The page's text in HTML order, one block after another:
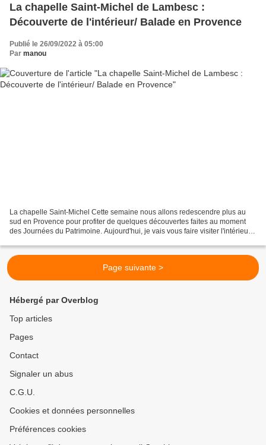
La chapelle Saint-Michel de Lambesc :
Découverte de l'intérieur/ Balade en Provence
Publié le 26/09/2022 à 05:00
Par manou
La chapelle Saint-Michel Cette semaine nous allons redescendre plus au
sud en Provence pour profiter de quelques découvertes faites au moment
des Journées du Patrimoine. Aujourd'hui, je vais vous faire visiter l'intérieur
Page suivante >
Hébergé par Overblog
Top articles
Pages
Contact
Signaler un abus
C.G.U.
Cookies et données personnelles
Préférences cookies